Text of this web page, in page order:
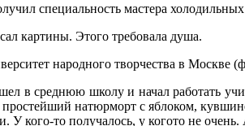
специальность мастера
картины. Этого требовала душа.
народного творчества в Москве
в среднюю школу и начал работать
простейший натюрморт с яблоком,
У кого-то получалось, у когото не